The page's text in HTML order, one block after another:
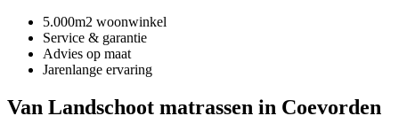
5.000m2 woonwinkel
Service & garantie
Advies op maat
Jarenlange ervaring
Van Landschoot matrassen in Coevorden